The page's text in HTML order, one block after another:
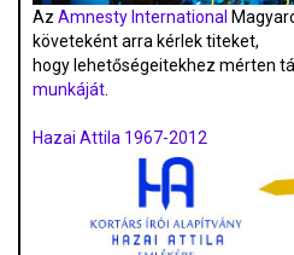
Az Amnesty International
követeként arra kérlek titeket,
hogy lehetőségeitekhez mérten
munkáját
Hazai Attila 1967-2012